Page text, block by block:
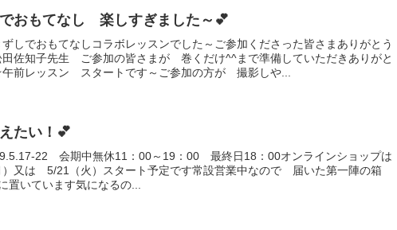
おもてなし 楽しすぎました～💕
しでおもてなしコラボレッスンでした～ご参加くださった皆さまありがとう
田佐知子先生 ご参加の皆さまが 巻くだけ^^まで準備していただきありがと
前レッスン スタートです～ご参加の方が 撮影しや...
たい！💕
22 会期中無休11：00～19：00 最終日18：00オンラインショップは
又は 5/21（火）スタート予定です常設営業中なので 届いた第一陣の箱
置いています気になるの...